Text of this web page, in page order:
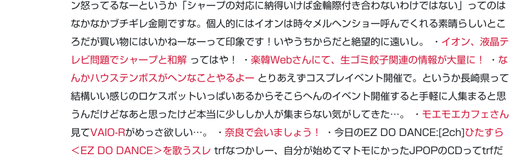
ン怒ってるなーというか「シャープの対応に納得いけば金輪際付き合わないわけではない」ってのは
なかなかブチギレ金剛ですな。個人的にはイオンは時々メルヘンショー呼んでくれる素晴らしいとこ
ろだが買い物にはいかねーなーって印象です！いやうちからだと絶望的に遠いし。 ・ イオン、液晶テ
レビ問題でシャープと和解 ってはや！ ・ 楽韓Webさんにて、生ゴミ餃子関連の情報が大量に！ ・ な
んかハウステンボスがヘンなことやるよー とりあえずコスプレイベント開催で。というか長崎県って
結構いい感じのロケスポットいっぱいあるからそこらへんのイベント開催すると手軽に人集まると思
うんだけどなあと思ったけど本当に少ししか人が集まらない気がしてきた…。 ・ モエモエカフェさん
見てVAIO-Rがめっさ欲しい…。 ・ 奈良で会いましょう！ ・今日のEZ DO DANCE:[2ch] ひたすら
＜EZ DO DANCE＞を歌うスレ trfなつかしー、自分が始めてマトモにかったJPOPのCDってtrfだ